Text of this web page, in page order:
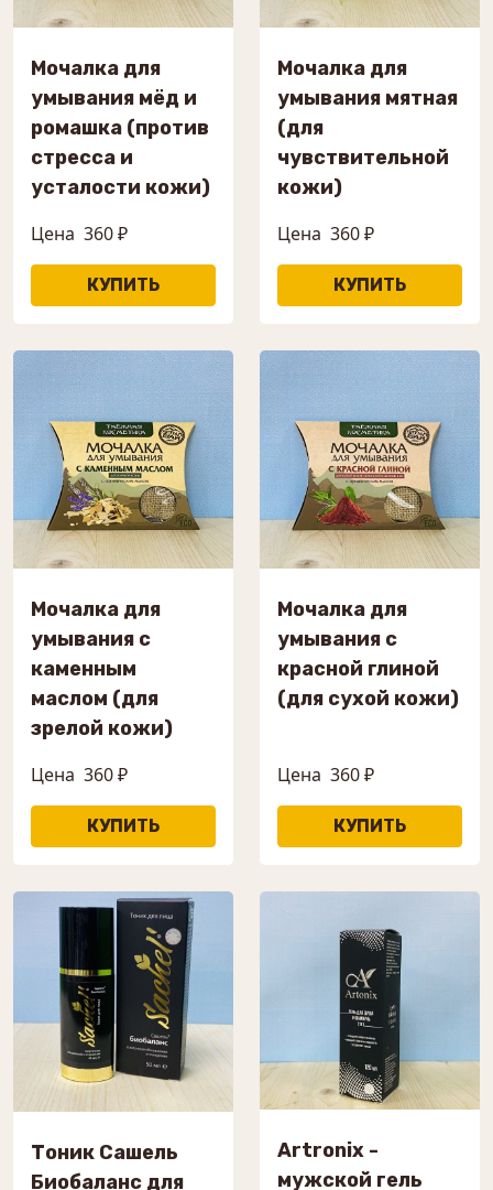
Мочалка для
умывания мёд и
ромашка (против
стресса и
усталости кожи)
Цена 360 ₽
Мочалка для
умывания мятная
(для
чувствительной
кожи)
Цена 360 ₽
Мочалка для
умывания с
каменным
маслом (для
зрелой кожи)
Цена 360 ₽
Мочалка для
умывания с
красной глиной
(для сухой кожи)
Цена 360 ₽
Тоник Сашель
Биобаланс для
Artronix -
мужской гель